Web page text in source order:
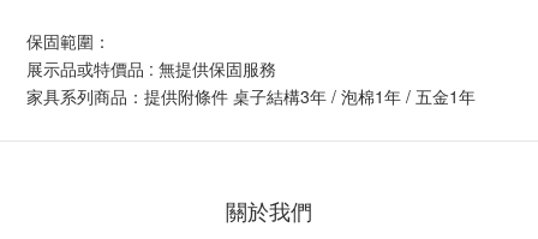
保固範圍：
展示品或特價品 : 無提供保固服務
家具系列商品：提供附條件 桌子結構3年 / 泡棉1年 / 五金1年
關於我們